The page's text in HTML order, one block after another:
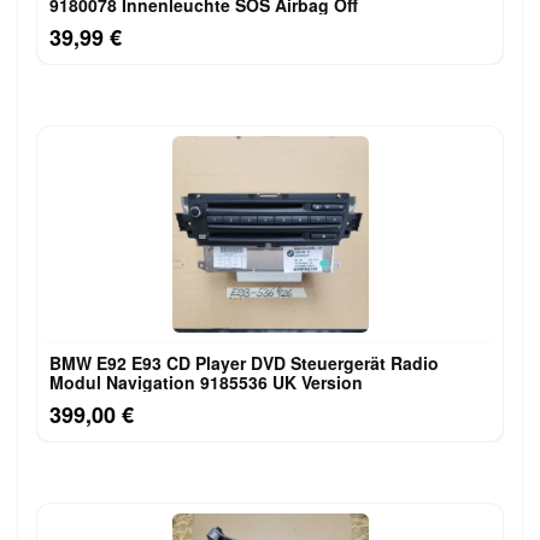
39,99 €
BMW E92 E93 CD Player DVD Steuergerät Radio
Modul Navigation 9185536 UK Version
399,00 €